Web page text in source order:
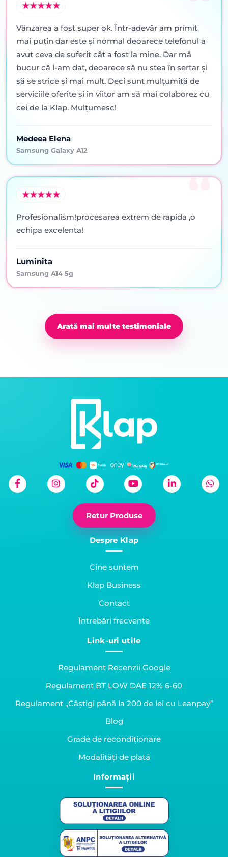
Vânzarea a fost super ok. Într-adevăr am primit
mai puţin dar este şi normal deoarece telefonul a
avut ceva de suferit cât a fost la mine. Dar mă
bucur că l-am dat, deoarece să nu stea în sertar şi
să se strice şi mai mult. Deci sunt mulţumită de
serviciile oferite şi in viitor am să mai colaborez cu
cei de la Klap. Mulţumesc!
Medeea Elena
Samsung Galaxy A12
Profesionalism!procesarea extrem de rapida ,o
echipa excelenta!
Luminita
Samsung A14 5g
Arată mai multe testimoniale
Retur Produse
Despre Klap
Cine suntem
Klap Business
Contact
Întrebări frecvente
Link-uri utile
Regulament Recenzii Google
Regulament BT LOW DAE 12% 6-60
Regulament „Câștigi până la 200 de lei cu Leanpay”
Blog
Grade de recondiționare
Modalități de plată
Informații